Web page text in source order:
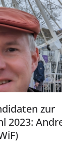
zur
2023: